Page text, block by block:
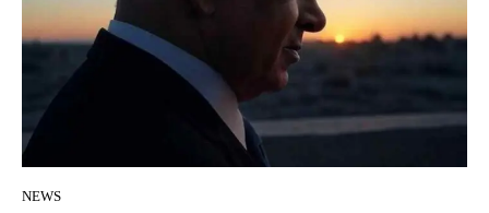
NEWS